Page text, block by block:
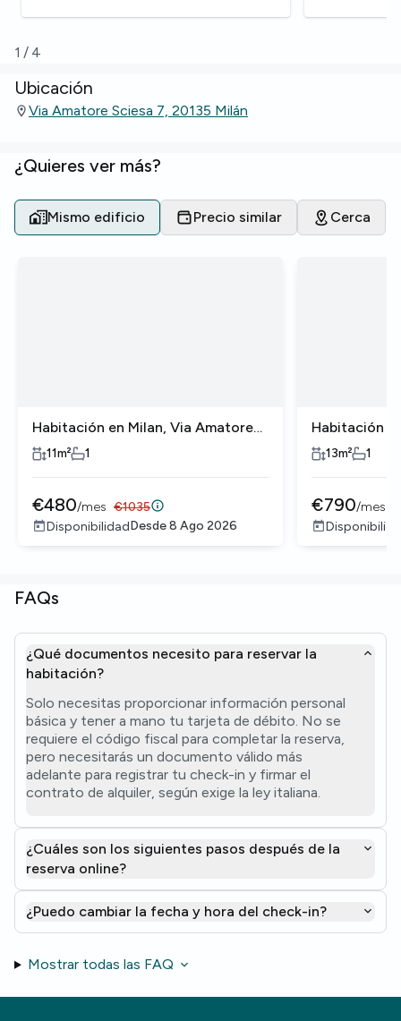
1/ 4
Ubicación
Via Amatore Sciesa 7, 20135 Milán
¿Quieres ver más?
Mismo edificio Precio similar Cerca
Habitación en Milan, Via Amatore
Sciesa
11m² 1
€480/mes €1035
DisponibilidadDesde8 Ago 2026
Habitación
Sciesa
13m² 1
€790/mes
FAQs
¿Qué documentos necesito para reservar la
habitación?
Solo necesitas proporcionar información personal
básica y tener a mano tu tarjeta de débito. No se
requiere el código fiscal para completar la reserva,
pero necesitarás un documento válido más
adelante para registrar tu check-in y firmar el
contrato de alquiler, según exige la ley italiana.
¿Cuáles son los siguientes pasos después de la
reserva online?
¿Puedo cambiar la fecha y hora del check-in?
Mostrar todas las FAQ